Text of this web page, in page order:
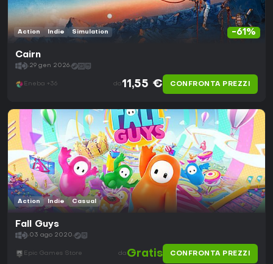
-61%
Action Indie Simulation
Cairn
29 gen 2026
Eneba +36 da 11,55 € CONFRONTA PREZZI
Action Indie Casual
Fall Guys
03 ago 2020
Epic Games Store da Gratis CONFRONTA PREZZI